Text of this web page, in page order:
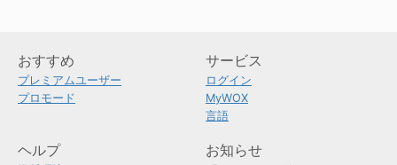
おすすめ
プレミアムユーザー
プロモード
サービス
ログイン
MyWOX
言語
ヘルプ お知らせ